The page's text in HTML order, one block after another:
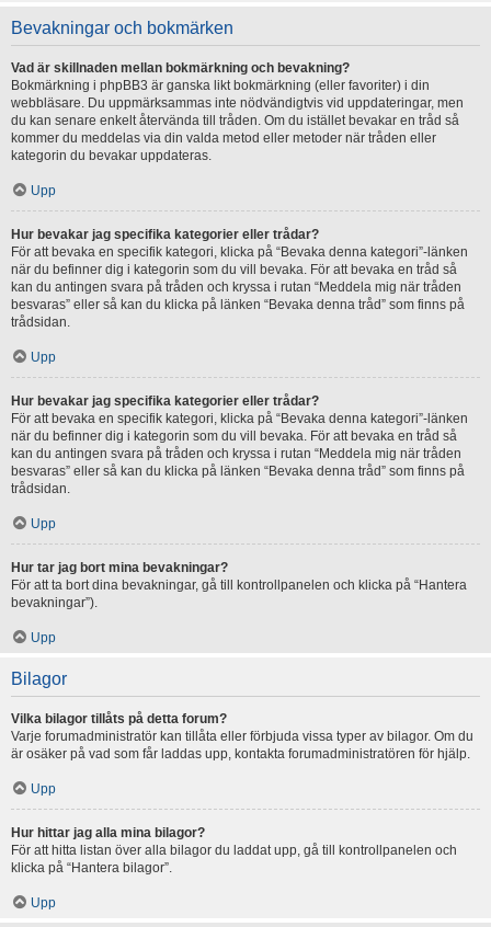
Bevakningar och bokmärken
Vad är skillnaden mellan bokmärkning och bevakning?
Bokmärkning i phpBB3 är ganska likt bokmärkning (eller favoriter) i din
webbläsare. Du uppmärksammas inte nödvändigtvis vid uppdateringar, men
du kan senare enkelt återvända till tråden. Om du istället bevakar en tråd så
kommer du meddelas via din valda metod eller metoder när tråden eller
kategorin du bevakar uppdateras.
Upp
Hur bevakar jag specifika kategorier eller trådar?
För att bevaka en specifik kategori, klicka på “Bevaka denna kategori”-länken
när du befinner dig i kategorin som du vill bevaka. För att bevaka en tråd så
kan du antingen svara på tråden och kryssa i rutan “Meddela mig när tråden
besvaras” eller så kan du klicka på länken “Bevaka denna tråd” som finns på
trådsidan.
Upp
Hur bevakar jag specifika kategorier eller trådar?
För att bevaka en specifik kategori, klicka på “Bevaka denna kategori”-länken
när du befinner dig i kategorin som du vill bevaka. För att bevaka en tråd så
kan du antingen svara på tråden och kryssa i rutan “Meddela mig när tråden
besvaras” eller så kan du klicka på länken “Bevaka denna tråd” som finns på
trådsidan.
Upp
Hur tar jag bort mina bevakningar?
För att ta bort dina bevakningar, gå till kontrollpanelen och klicka på “Hantera
bevakningar”).
Upp
Bilagor
Vilka bilagor tillåts på detta forum?
Varje forumadministratör kan tillåta eller förbjuda vissa typer av bilagor. Om du
är osäker på vad som får laddas upp, kontakta forumadministratören för hjälp.
Upp
Hur hittar jag alla mina bilagor?
För att hitta listan över alla bilagor du laddat upp, gå till kontrollpanelen och
klicka på “Hantera bilagor”.
Upp